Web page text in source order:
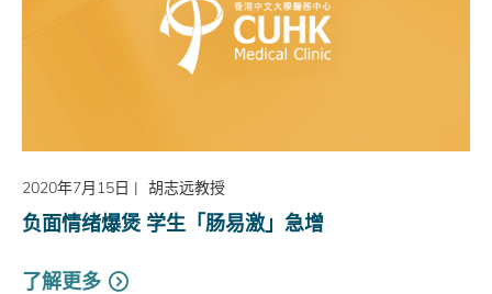
2020年7月15日 | 胡志远教授
负面情绪爆煲 学生「肠易激」急增
了解更多